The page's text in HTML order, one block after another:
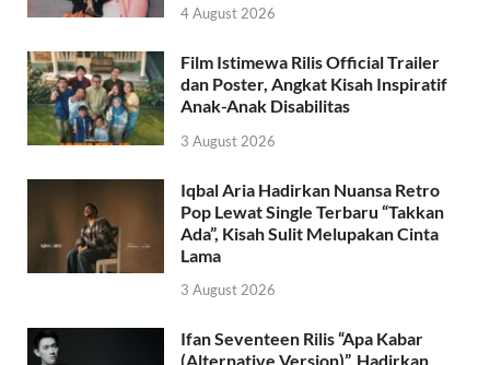
4 August 2026
Film Istimewa Rilis Official Trailer
dan Poster, Angkat Kisah Inspiratif
Anak-Anak Disabilitas
3 August 2026
Iqbal Aria Hadirkan Nuansa Retro
Pop Lewat Single Terbaru “Takkan
Ada”, Kisah Sulit Melupakan Cinta
Lama
3 August 2026
Ifan Seventeen Rilis “Apa Kabar
(Alternative Version)”, Hadirkan